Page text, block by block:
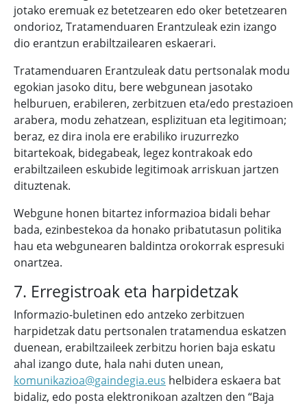
jotako eremuak ez betetzearen edo oker betetzearen
ondorioz, Tratamenduaren Erantzuleak ezin izango
dio erantzun erabiltzailearen eskaerari.
Tratamenduaren Erantzuleak datu pertsonalak modu
egokian jasoko ditu, bere webgunean jasotako
helburuen, erabileren, zerbitzuen eta/edo prestazioen
arabera, modu zehatzean, esplizituan eta legitimoan;
beraz, ez dira inola ere erabiliko iruzurrezko
bitartekoak, bidegabeak, legez kontrakoak edo
erabiltzaileen eskubide legitimoak arriskuan jartzen
dituztenak.
Webgune honen bitartez informazioa bidali behar
bada, ezinbestekoa da honako pribatutasun politika
hau eta webgunearen baldintza orokorrak espresuki
onartzea.
7. Erregistroak eta harpidetzak
Informazio-buletinen edo antzeko zerbitzuen
harpidetzak datu pertsonalen tratamendua eskatzen
duenean, erabiltzaileek zerbitzu horien baja eskatu
ahal izango dute, hala nahi duten unean,
komunikazioa@gaindegia.eus helbidera eskaera bat
bidaliz, edo posta elektronikoan azaltzen den “Baja